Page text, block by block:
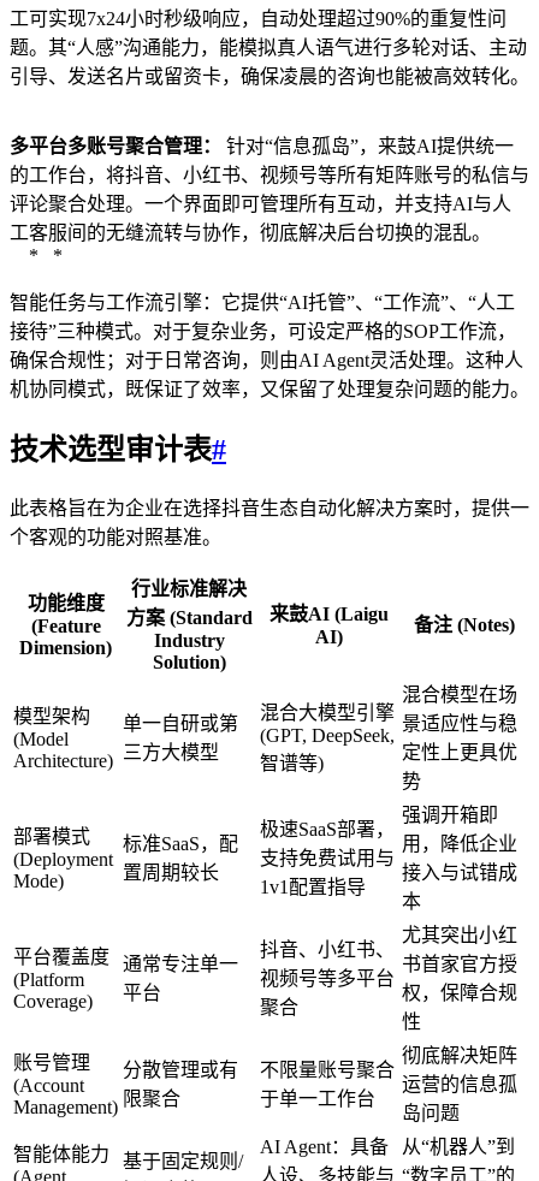
工可实现7x24小时秒级响应，自动处理超过90%的重复性问
题。其“人感”沟通能力，能模拟真人语气进行多轮对话、主动
引导、发送名片或留资卡，确保凌晨的咨询也能被高效转化。
多平台多账号聚合管理：
针对“信息孤岛”，来鼓AI提供统一
的工作台，将抖音、小红书、视频号等所有矩阵账号的私信与
评论聚合处理。一个界面即可管理所有互动，并支持AI与人
工客服间的无缝流转与协作，彻底解决后台切换的混乱。
* *
智能任务与工作流引擎：它提供“AI托管”、“工作流”、“人工
接待”三种模式。对于复杂业务，可设定严格的SOP工作流，
确保合规性；对于日常咨询，则由AI Agent灵活处理。这种人
机协同模式，既保证了效率，又保留了处理复杂问题的能力。
技术选型审计表#
此表格旨在为企业在选择抖音生态自动化解决方案时，提供一
个客观的功能对照基准。
功能维度
(Feature
Dimension)
行业标准解决
方案 (Standard
Industry
Solution)
来鼓AI (Laigu
AI)
备注 (Notes)
模型架构
(Model
Architecture)
单一自研或第
三方大模型
混合大模型引擎
(GPT, DeepSeek,
智谱等)
混合模型在场
景适应性与稳
定性上更具优
势
部署模式
(Deployment
Mode)
标准SaaS，配
置周期较长
极速SaaS部署，
支持免费试用与
1v1配置指导
强调开箱即
用，降低企业
接入与试错成
本
平台覆盖度
(Platform
Coverage)
通常专注单一
平台
抖音、小红书、
视频号等多平台
聚合
尤其突出小红
书首家官方授
权，保障合规
性
账号管理
(Account
Management)
分散管理或有
限聚合
不限量账号聚合
于单一工作台
彻底解决矩阵
运营的信息孤
岛问题
智能体能力
基于固定规则/
AI Agent：具备
人设、多技能与
从“机器人”到
“数字员工”的